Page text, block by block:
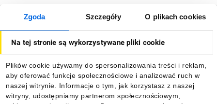
Zgoda Szczegóły O plikach cookies
Na tej stronie są wykorzystywane pliki cookie
Plików cookie używamy do spersonalizowania treści i reklam,
aby oferować funkcje społecznościowe i analizować ruch w
naszej witrynie. Informacje o tym, jak korzystasz z naszej
witryny, udostępniamy partnerom społecznościowym,
O firmie
Informacje